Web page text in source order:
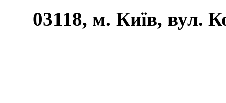
03118, м. Київ, вул.